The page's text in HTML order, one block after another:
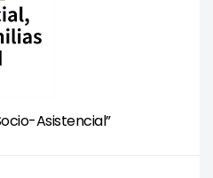
Asistencial”